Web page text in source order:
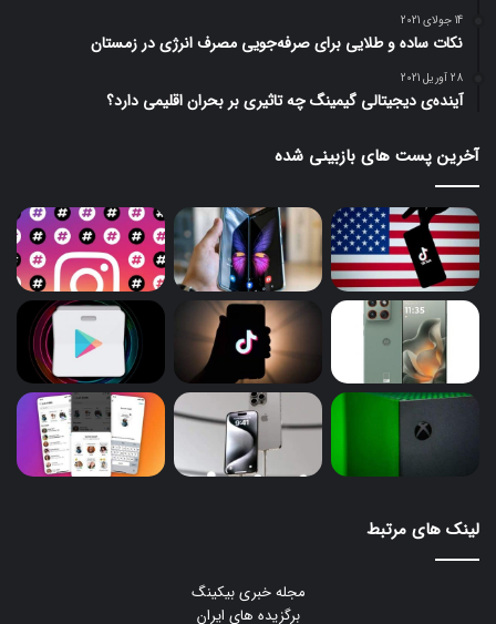
14 جولای 2021
نکات ساده و طلایی برای صرفه‌جویی مصرف انرژی در زمستان
28 آوریل 2021
آینده‌ی دیجیتالی گیمینگ چه تاثیری بر بحران اقلیمی دارد؟
آخرین پست های بازبینی شده
لینک های مرتبط
مجله خبری بیکینگ
برگزیده های ایران